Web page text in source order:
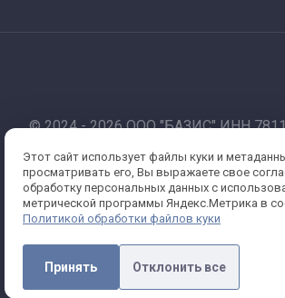
© 2024 - 2026 ООО "БАЗИС" ИНН
Работаем по 44-фз и 223-фз.
Политика
Этот сайт использует файлы куки и
просматривать его, Вы выражаете свое
обработку персональных данных с
метрической программы Яндекс.Метрика в
Политикой обработки файлов куки
Принять Отклонить все